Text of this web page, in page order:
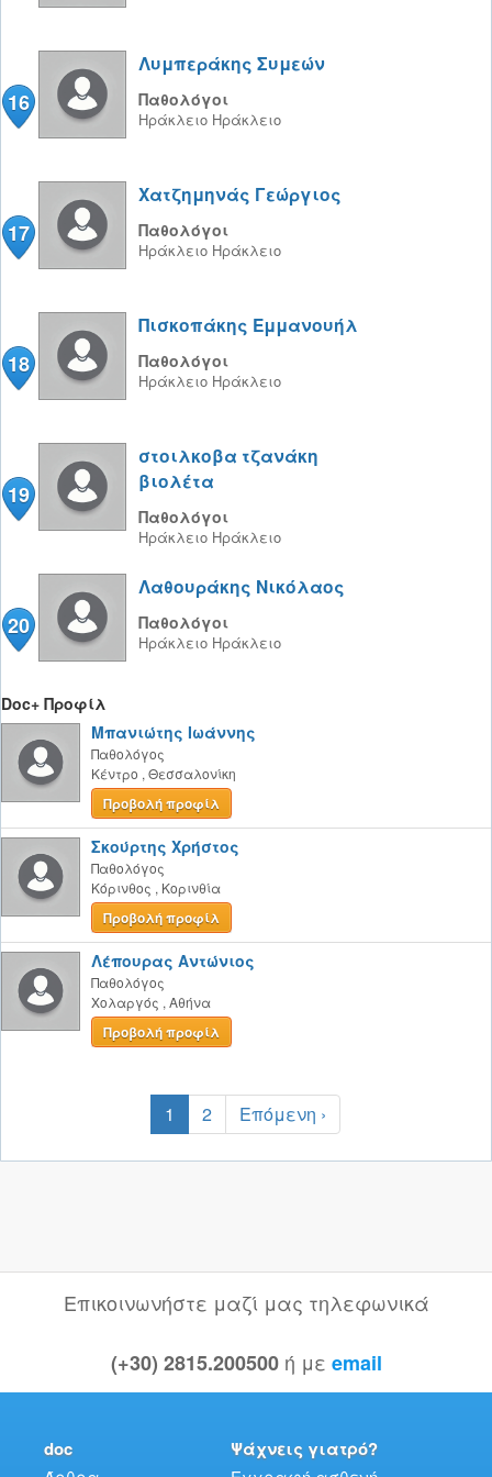
16
Λυμπεράκης Συμεών
Παθολόγοι
Ηράκλειο Ηράκλειο
17
Χατζημηνάς Γεώργιος
Παθολόγοι
Ηράκλειο Ηράκλειο
18
Πισκοπάκης Εμμανουήλ
Παθολόγοι
Ηράκλειο Ηράκλειο
19
στοιλκοβα τζανάκη
βιολέτα
Παθολόγοι
Ηράκλειο Ηράκλειο
20
Λαθουράκης Νικόλαος
Παθολόγοι
Ηράκλειο Ηράκλειο
Doc+ Προφίλ
Μπανιώτης Ιωάννης
Παθολόγος
Κέντρο , Θεσσαλονίκη
Προβολή προφίλ
Σκούρτης Χρήστος
Παθολόγος
Κόρινθος , Κορινθία
Προβολή προφίλ
Λέπουρας Αντώνιος
Παθολόγος
Χολαργός , Αθήνα
Προβολή προφίλ
1 2 Επόμενη ›
Επικοινωνήστε μαζί μας τηλεφωνικά
(+30) 2815.200500 ή με email
doc Ψάχνεις γιατρό?